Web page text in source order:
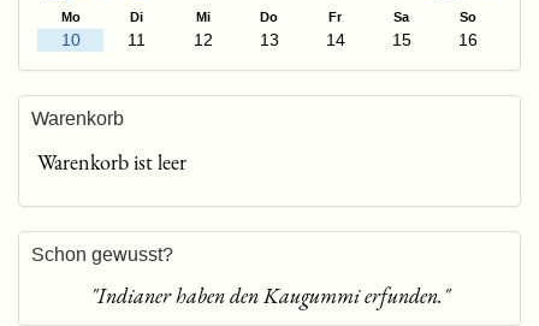
Mo Di Mi Do Fr Sa So
10 11 12 13 14 15 16
Warenkorb
Warenkorb ist leer
Schon gewusst?
"Indianer haben den Kaugummi erfunden."